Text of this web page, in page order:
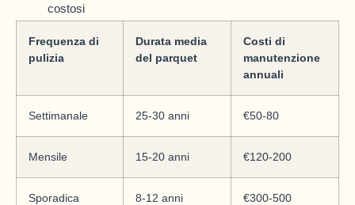
costosi
Frequenza di
pulizia
Durata media
del parquet
Costi di
manutenzione
annuali
Settimanale 25-30 anni €50-80
Mensile 15-20 anni €120-200
Sporadica 8-12 anni €300-500